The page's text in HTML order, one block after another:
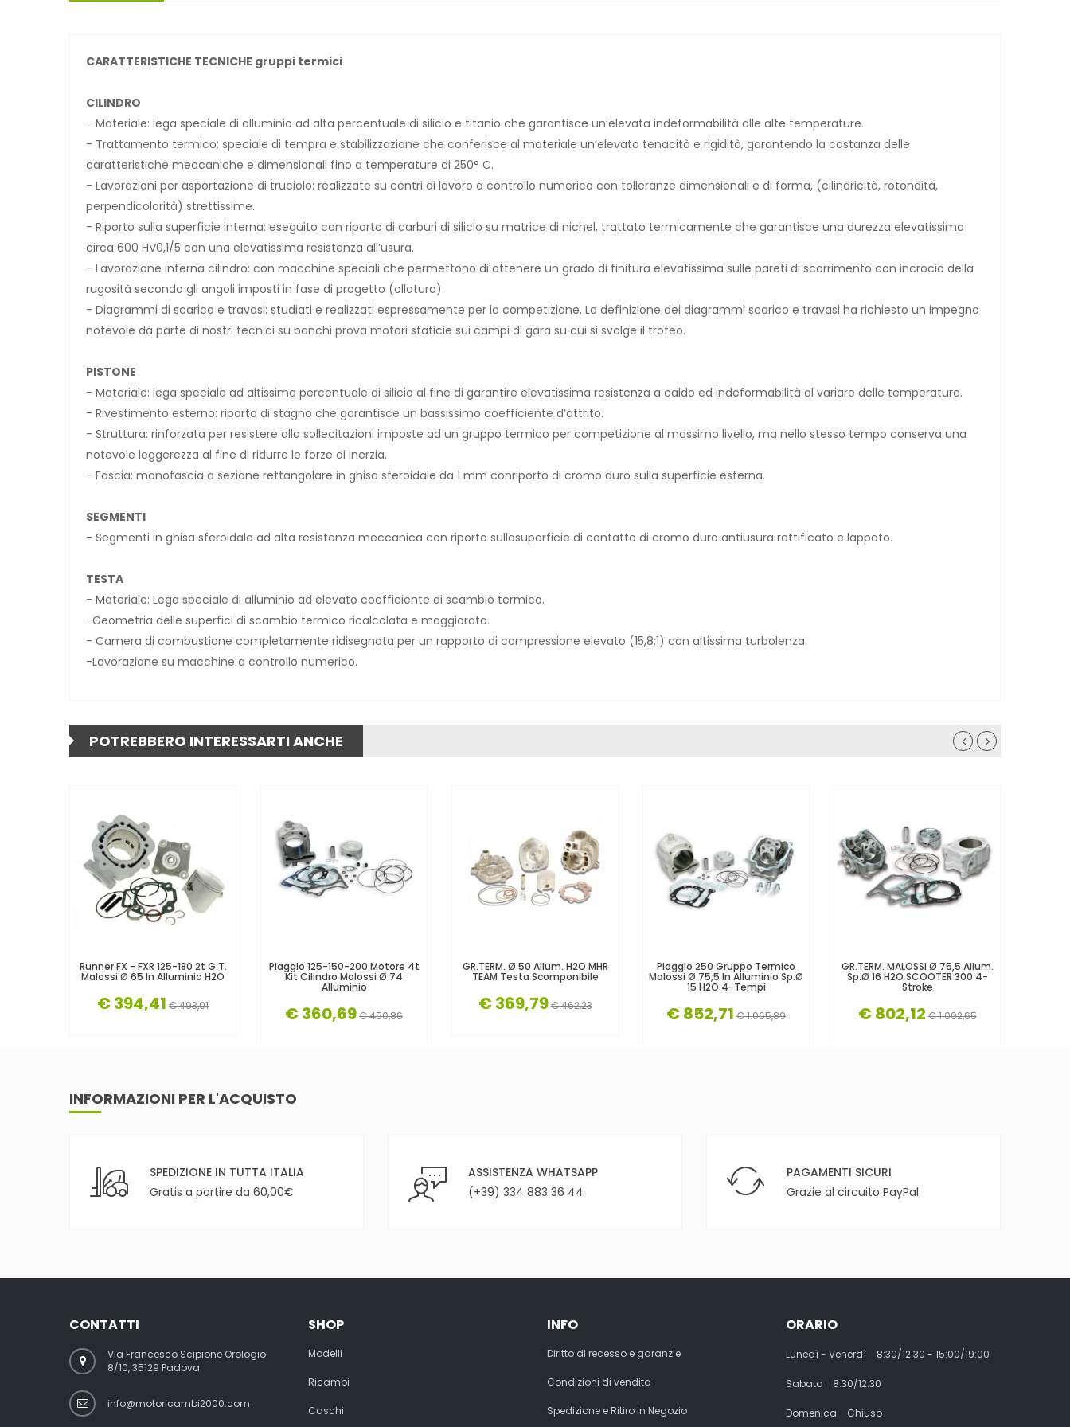
CARATTERISTICHE TECNICHE gruppi termici
CILINDRO
- Materiale: lega speciale di alluminio ad alta percentuale di silicio e titanio che garantisce un’elevata indeformabilità alle alte temperature.
- Trattamento termico: speciale di tempra e stabilizzazione che conferisce al materiale un’elevata tenacità e rigidità, garantendo la costanza delle
caratteristiche meccaniche e dimensionali fino a temperature di 250° C.
- Lavorazioni per asportazione di truciolo: realizzate su centri di lavoro a controllo numerico con tolleranze dimensionali e di forma, (cilindricità, rotondità,
perpendicolarità) strettissime.
- Riporto sulla superficie interna: eseguito con riporto di carburi di silicio su matrice di nichel, trattato termicamente che garantisce una durezza elevatissima
circa 600 HV0,1/5 con una elevatissima resistenza all’usura.
- Lavorazione interna cilindro: con macchine speciali che permettono di ottenere un grado di finitura elevatissima sulle pareti di scorrimento con incrocio della
rugosità secondo gli angoli imposti in fase di progetto (ollatura).
- Diagrammi di scarico e travasi: studiati e realizzati espressamente per la competizione. La definizione dei diagrammi scarico e travasi ha richiesto un impegno
notevole da parte di nostri tecnici su banchi prova motori staticie sui campi di gara su cui si svolge il trofeo.
PISTONE
- Materiale: lega speciale ad altissima percentuale di silicio al fine di garantire elevatissima resistenza a caldo ed indeformabilità al variare delle temperature.
- Rivestimento esterno: riporto di stagno che garantisce un bassissimo coefficiente d’attrito.
- Struttura: rinforzata per resistere alla sollecitazioni imposte ad un gruppo termico per competizione al massimo livello, ma nello stesso tempo conserva una
notevole leggerezza al fine di ridurre le forze di inerzia.
- Fascia: monofascia a sezione rettangolare in ghisa sferoidale da 1 mm conriporto di cromo duro sulla superficie esterna.
SEGMENTI
- Segmenti in ghisa sferoidale ad alta resistenza meccanica con riporto sullasuperficie di contatto di cromo duro antiusura rettificato e lappato.
TESTA
- Materiale: Lega speciale di alluminio ad elevato coefficiente di scambio termico.
-Geometria delle superfici di scambio termico ricalcolata e maggiorata.
- Camera di combustione completamente ridisegnata per un rapporto di compressione elevato (15,8:1) con altissima turbolenza.
-Lavorazione su macchine a controllo numerico.
POTREBBERO INTERESSARTI ANCHE
Runner FX - FXR 125-180 2t G.T.
Malossi Ø 65 In Alluminio H2O
€ 394,41 € 493,01
Piaggio 125-150-200 Motore 4t
Kit Cilindro Malossi Ø 74
Alluminio
€ 360,69€ 450,86
GR.TERM. Ø 50 Allum. H2O MHR
TEAM Testa Scomponibile
€ 369,79€ 462,23
Piaggio 250 Gruppo Termico
Malossi Ø 75,5 In Alluminio Sp.Ø
15 H2O 4-Tempi
€ 852,71 € 1.065,89
GR.TERM. MALOSSI Ø 75,5 Allum.
Sp.Ø 16 H2O SCOOTER 300 4-
Stroke
€ 802,12 € 1.002,65
INFORMAZIONI PER L'ACQUISTO
SPEDIZIONE IN TUTTA ITALIA
Gratis a partire da 60,00€
ASSISTENZA WHATSAPP
(+39) 334 883 36 44
PAGAMENTI SICURI
Grazie al circuito PayPal
CONTATTI
Via Francesco Scipione Orologio
8/10, 35129 Padova
info@motoricambi2000.com
SHOP
Modelli
Ricambi
Caschi
INFO
Diritto di recesso e garanzie
Condizioni di vendita
Spedizione e Ritiro in Negozio
ORARIO
Lunedì - Venerdì 8:30/12:30 - 15:00/19:00
Sabato 8:30/12:30
Domenica Chiuso